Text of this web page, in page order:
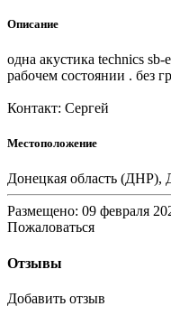
Описание
одна акустика technics
рабочем состоянии . без
Контакт: Сергей
Местоположение
Донецкая область (ДНР),
Размещено: 09 февраля
Пожаловаться
Отзывы
Добавить отзыв